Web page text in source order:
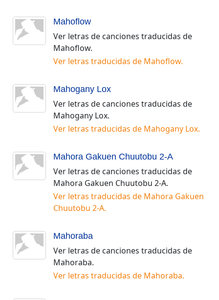
Mahoflow
Ver letras de canciones traducidas de
Mahoflow.
Ver letras traducidas de Mahoflow.
Mahogany Lox
Ver letras de canciones traducidas de
Mahogany Lox.
Ver letras traducidas de Mahogany Lox.
Mahora Gakuen Chuutobu 2-A
Ver letras de canciones traducidas de
Mahora Gakuen Chuutobu 2-A.
Ver letras traducidas de Mahora Gakuen
Chuutobu 2-A.
Mahoraba
Ver letras de canciones traducidas de
Mahoraba.
Ver letras traducidas de Mahoraba.